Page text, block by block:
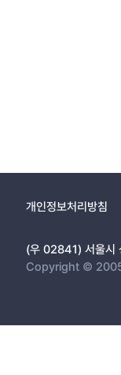
개인정보처리방침
(우 02841) 서울시
Copyright ©